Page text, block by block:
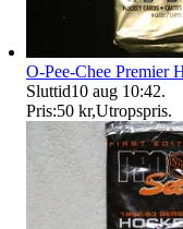
O-Pee-Chee Premier
Sluttid10 aug 10:42.
Pris:50 kr,Utropspris.